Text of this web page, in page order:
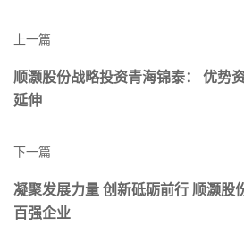
上一篇
顺灏股份战略投资青海锦泰： 优势
延伸
下一篇
凝聚发展力量 创新砥砺前行 顺灏股
百强企业